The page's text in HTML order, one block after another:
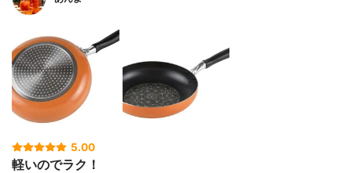
5.00
軽いのでラク！